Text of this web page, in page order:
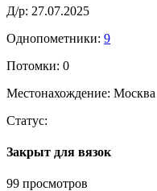
Д/р: 27.07.2025
Однопометники: 9
Потомки: 0
Местонахождение: Москва
Статус:
Закрыт для вязок
99 просмотров